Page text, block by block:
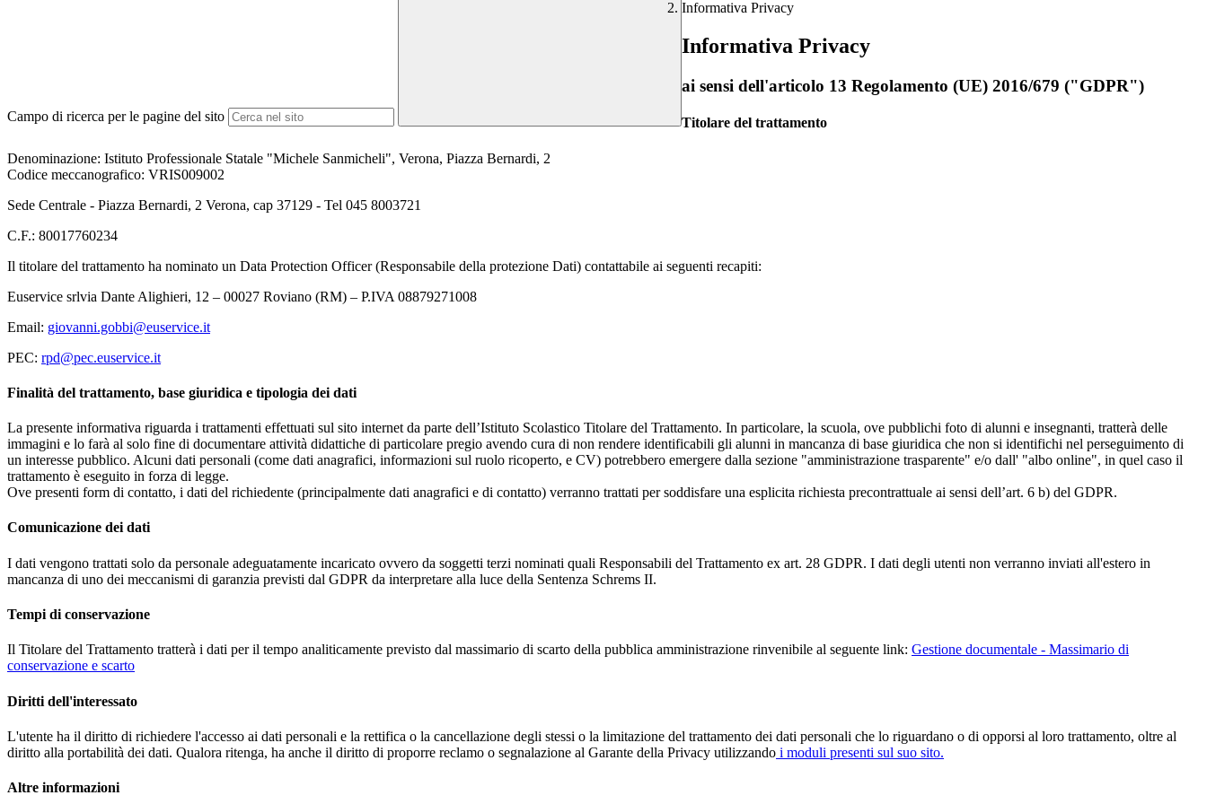
Campo di ricerca per le pagine del sito
Informativa Privacy
Informativa Privacy
ai sensi dell'articolo 13 Regolamento (UE) 2016/679 ("GDPR")
Titolare del trattamento
Denominazione: Istituto Professionale Statale "Michele Sanmicheli", Verona, Piazza Bernardi, 2
Codice meccanografico: VRIS009002
Sede Centrale - Piazza Bernardi, 2 Verona, cap 37129 - Tel 045 8003721
C.F.: 80017760234
Il titolare del trattamento ha nominato un Data Protection Officer (Responsabile della protezione Dati) contattabile ai seguenti recapiti:
Euservice srlvia Dante Alighieri, 12 – 00027 Roviano (RM) – P.IVA 08879271008
Email: giovanni.gobbi@euservice.it
PEC: rpd@pec.euservice.it
Finalità del trattamento, base giuridica e tipologia dei dati
La presente informativa riguarda i trattamenti effettuati sul sito internet da parte dell’Istituto Scolastico Titolare del Trattamento. In particolare, la scuola, ove pubblichi foto di alunni e insegnanti, tratterà delle
immagini e lo farà al solo fine di documentare attività didattiche di particolare pregio avendo cura di non rendere identificabili gli alunni in mancanza di base giuridica che non si identifichi nel perseguimento di
un interesse pubblico. Alcuni dati personali (come dati anagrafici, informazioni sul ruolo ricoperto, e CV) potrebbero emergere dalla sezione "amministrazione trasparente" e/o dall' "albo online", in quel caso il
trattamento è eseguito in forza di legge.
Ove presenti form di contatto, i dati del richiedente (principalmente dati anagrafici e di contatto) verranno trattati per soddisfare una esplicita richiesta precontrattuale ai sensi dell’art. 6 b) del GDPR.
Comunicazione dei dati
I dati vengono trattati solo da personale adeguatamente incaricato ovvero da soggetti terzi nominati quali Responsabili del Trattamento ex art. 28 GDPR. I dati degli utenti non verranno inviati all'estero in
mancanza di uno dei meccanismi di garanzia previsti dal GDPR da interpretare alla luce della Sentenza Schrems II.
Tempi di conservazione
Il Titolare del Trattamento tratterà i dati per il tempo analiticamente previsto dal massimario di scarto della pubblica amministrazione rinvenibile al seguente link: Gestione documentale - Massimario di
conservazione e scarto
Diritti dell'interessato
L'utente ha il diritto di richiedere l'accesso ai dati personali e la rettifica o la cancellazione degli stessi o la limitazione del trattamento dei dati personali che lo riguardano o di opporsi al loro trattamento, oltre al
diritto alla portabilità dei dati. Qualora ritenga, ha anche il diritto di proporre reclamo o segnalazione al Garante della Privacy utilizzando i moduli presenti sul suo sito.
Altre informazioni